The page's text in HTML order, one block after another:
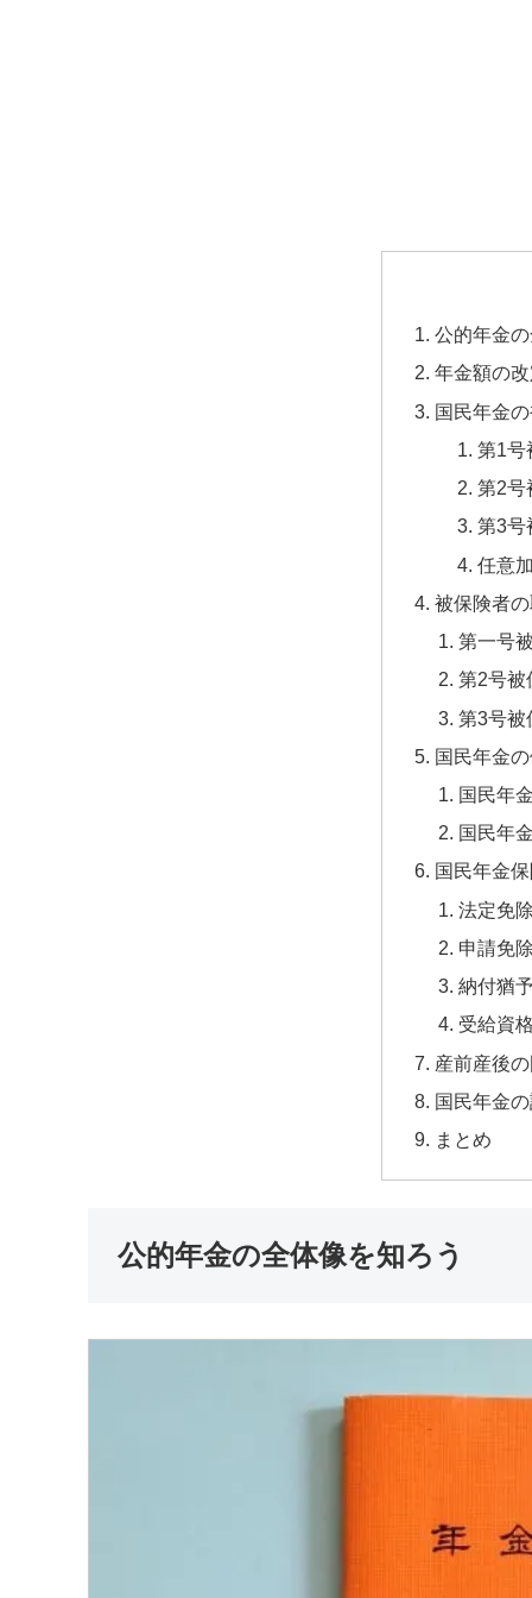
公的年金
年金額の
国民年金
第1号
第2号
第3号
任意
被保険者
第一号
第2号被
第3号被
国民年金
国民年
国民年
国民年金
法定免
申請免
納付猶
受給資
産前産後
国民年金
まとめ
公的年金の全体像を知ろう